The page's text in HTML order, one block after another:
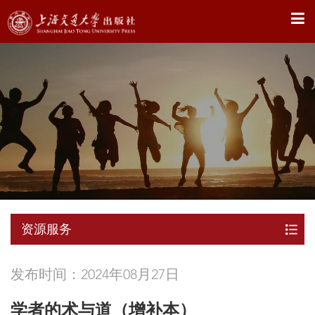
X
资源服务
发布时间：2024年08月27日
学者的术与道（增补本）